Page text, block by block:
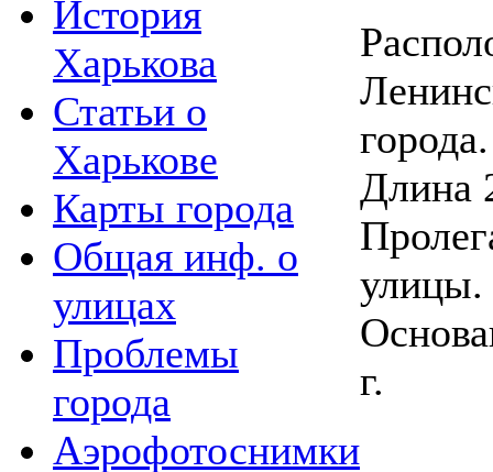
История
Харькова
Статьи о
Харькове
Карты города
Общая инф. о
улицах
Проблемы
города
Аэрофотоснимки
города.
Длина
улицы.
г.